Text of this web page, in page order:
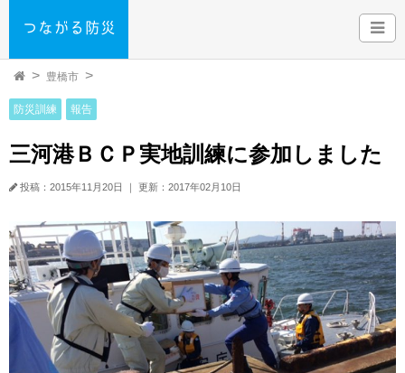
豊橋市
防災訓練 報告
三河港ＢＣＰ実地訓練に参加しました
投稿：2015年11月20日 ｜ 更新：2017年02月10日